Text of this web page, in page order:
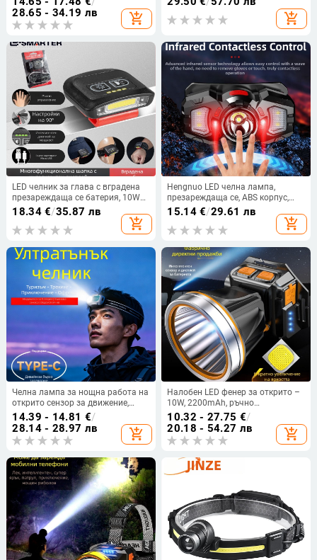
обхват 100–200 м, ръчно
захранване
28.65 - 34.19 лв
add_shopping_cart
телескопично увеличение, 5W,
презареждаем батерия
add_shopping_cart
LED челник за глава с вградена
презареждаща се батерия, 10W
LED, обхват 100–200 м, зарядно
включено, подходящ за нощен
риболов
18.34€/35.87 лв
add_shopping_cart
Hengnuo LED челна лампа,
презареждаща се, ABS корпус,
1200 mAh, 3,5 V, лъч 200-500 м
15.14€/29.61 лв
add_shopping_cart
Челна лампа за нощна работа на
открито сензор за движение,
презареждаема LED лампа,
ултралека и компактна, 1200mAh
батерия, 10W, зарядно включено
14.39 - 14.81 €/
28.14 - 28.97 лв
add_shopping_cart
Налобен LED фенер за открито –
10W, 2200mAh, ръчно
задвижване, обхват 200–500 м
10.32 - 27.75 €/
20.18 - 54.27 лв
add_shopping_cart